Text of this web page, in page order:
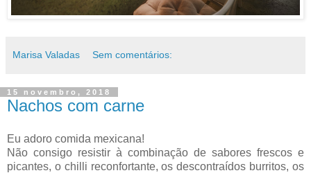
Marisa Valadas Sem comentários:
15 novembro, 2018
Nachos com carne
Eu adoro comida mexicana!
Não consigo resistir à combinação de sabores frescos e
picantes, o chilli reconfortante, os descontraídos burritos, os